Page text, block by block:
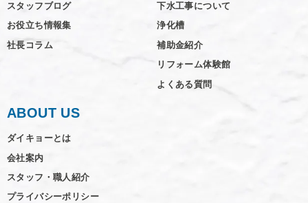
スタッフブログ
お役立ち情報集
社長コラム
下水工事について
浄化槽
補助金紹介
リフォーム体験館
よくある質問
ABOUT US
ダイキョーとは
会社案内
スタッフ・職人紹介
プライバシーポリシー